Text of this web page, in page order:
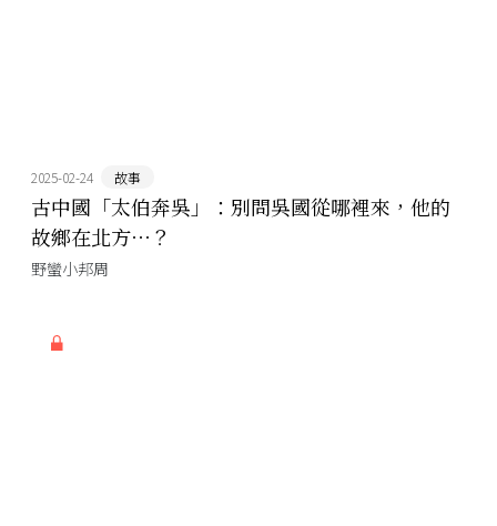
2025-02-24 故事
古中國「太伯奔吳」：別問吳國從哪裡來，他的
故鄉在北方⋯？
野蠻小邦周